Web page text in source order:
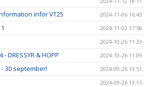
inför VT25 2024-11-06 16:43
2024-11-02 17:58
2024-10-26 11:33
- DRESSYR & HOPP 2024-10-26 11:09
30 september! 2024-09-26 13:51
2024-09-26 13:15